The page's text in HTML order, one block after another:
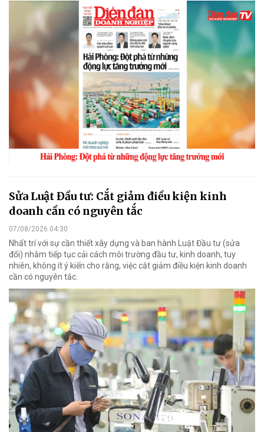
Sửa Luật Đầu tư: Cắt giảm điều kiện kinh
doanh cần có nguyên tắc
07/08/2026 04:30
Nhất trí với sự cần thiết xây dựng và ban hành Luật Đầu tư (sửa
đổi) nhằm tiếp tục cải cách môi trường đầu tư, kinh doanh, tuy
nhiên, không ít ý kiến cho rằng, việc cắt giảm điều kiện kinh doanh
cần có nguyên tắc.